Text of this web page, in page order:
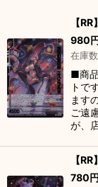
並び順:
【
980
在庫
■商
トで
ます
ご遠
が、
【
780円